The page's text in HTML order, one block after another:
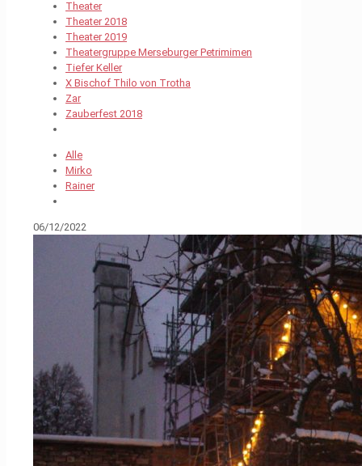
Theater
Theater 2018
Theater 2019
Theatergruppe Merseburger Petrimimen
Tiefer Keller
X Bischof Thilo von Trotha
Zar
Zauberfest 2018
Alle
Mirko
Rainer
06/12/2022